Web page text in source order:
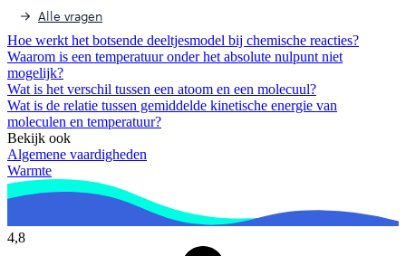
Alle vragen
Hoe werkt het botsende deeltjesmodel bij chemische reacties?
Waarom is een temperatuur onder het absolute nulpunt niet
mogelijk?
Wat is het verschil tussen een atoom en een molecuul?
Wat is de relatie tussen gemiddelde kinetische energie van
moleculen en temperatuur?
Bekijk ook
Algemene vaardigheden
Warmte
4,8